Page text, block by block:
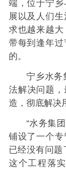
端，位于宁
展以及人们
求也越来越
带每到逢年
的。
宁乡水务
法解决问题
造，彻底解决
“水务集
铺设了一个
已经没有问题
这个工程落